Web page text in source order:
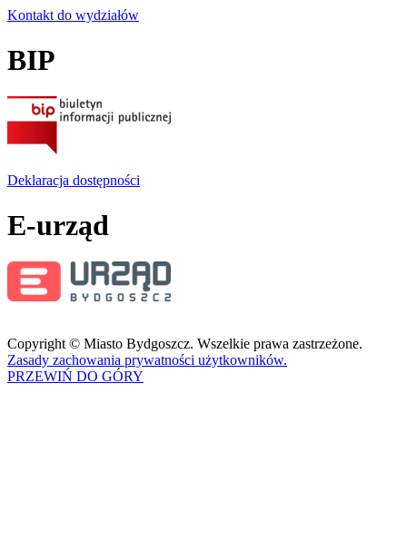
Kontakt do wydziałów
BIP
Deklaracja dostępności
E-urząd
Copyright © Miasto Bydgoszcz. Wszelkie prawa zastrzeżone.
Zasady zachowania prywatności użytkowników.
PRZEWIŃ DO GÓRY